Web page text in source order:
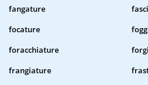
fangature
focature
foracchiature
frangiature